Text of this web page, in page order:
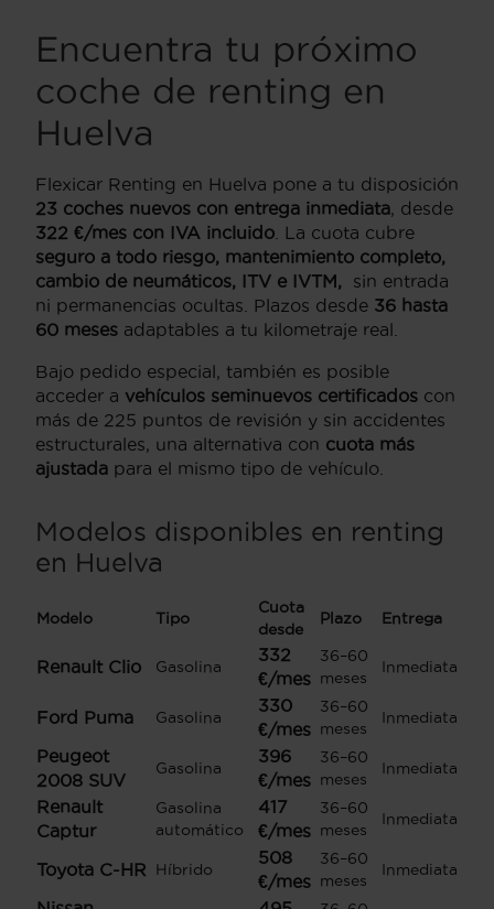
Encuentra tu próximo
coche de renting en
Huelva
Flexicar Renting en Huelva pone a tu disposición
23 coches nuevos con entrega inmediata, desde
322 €/mes con IVA incluido . La cuota cubre
seguro a todo riesgo, mantenimiento completo,
cambio de neumáticos, ITV e IVTM, sin entrada
ni permanencias ocultas. Plazos desde 36 hasta
60 meses adaptables a tu kilometraje real.
Bajo pedido especial, también es posible
acceder a vehículos seminuevos certificados con
más de 225 puntos de revisión y sin accidentes
estructurales, una alternativa con cuota más
ajustada para el mismo tipo de vehículo.
Modelos disponibles en renting
en Huelva
Modelo Tipo
Cuota
desde
Plazo Entrega
Renault Clio Gasolina
332
€/mes
36–60
meses
Inmediata
Ford Puma Gasolina
330
€/mes
36–60
meses
Inmediata
Peugeot
2008 SUV
Gasolina
396
€/mes
36–60
meses
Inmediata
Renault
Captur
Gasolina
automático
417
€/mes
36–60
meses
Inmediata
Toyota C-HR Híbrido
508
€/mes
36–60
meses
Inmediata